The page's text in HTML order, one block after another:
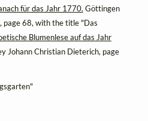
für das Jahr 1770. Göttingen
page 68, with the title "Das
Blumenlese auf das Jahr
Johann Christian Dieterich, page